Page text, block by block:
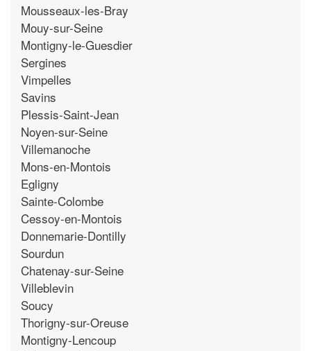
Mousseaux-les-Bray
Mouy-sur-Seine
Montigny-le-Guesdier
Sergines
Vimpelles
Savins
Plessis-Saint-Jean
Noyen-sur-Seine
Villemanoche
Mons-en-Montois
Egligny
Sainte-Colombe
Cessoy-en-Montois
Donnemarie-Dontilly
Sourdun
Chatenay-sur-Seine
Villeblevin
Soucy
Thorigny-sur-Oreuse
Montigny-Lencoup